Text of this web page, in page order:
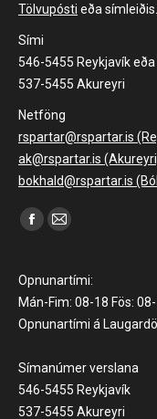
Tölvupósti eða símleiðis.
Sími
546-5455 Reykjavík eða
537-5455 Akureyri
Netföng
rspartar@rspartar.is
ak@rspartar.is
bokhald@rspartar.is
Find us on:
Facebook
opens
in
new
Mail
opens
in
new
Opnunartími:
Mán-Fim: 08-18 Fös:
Opnunartími á
Símanúmer verslana
546-5455 Reykjavík
537-5455 Akureyri